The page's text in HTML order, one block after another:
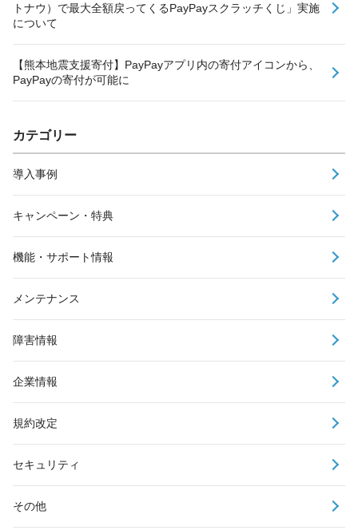
トナウ）で最大全額戻ってくるPayPayスクラッチくじ」実施
について
【熊本地震支援寄付】PayPayアプリ内の寄付アイコンから、
PayPayの寄付が可能に
カテゴリー
導入事例
キャンペーン・特典
機能・サポート情報
メンテナンス
障害情報
企業情報
規約改定
セキュリティ
その他